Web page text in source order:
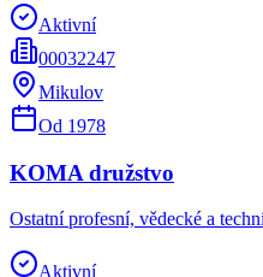
Aktivní
00032247
Mikulov
Od 1978
KOMA družstvo
Ostatní profesní, vědecké a
Aktivní